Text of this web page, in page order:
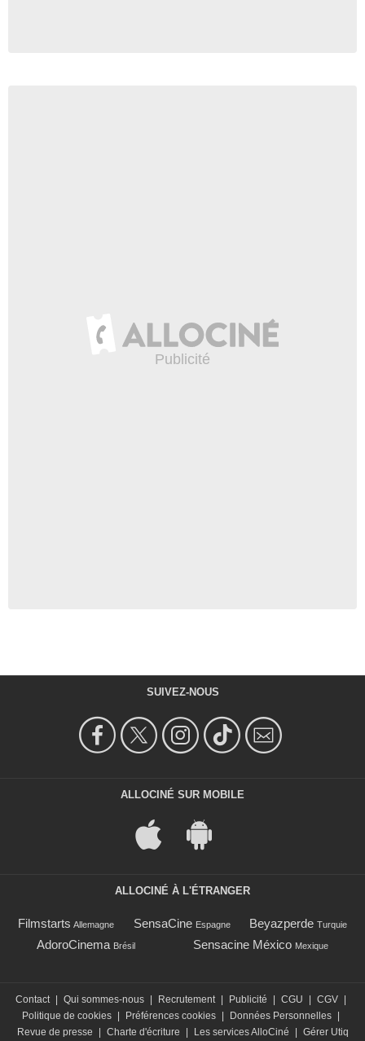
SUIVEZ-NOUS
ALLOCINÉ SUR MOBILE
ALLOCINÉ À L'ÉTRANGER
Filmstarts Allemagne SensaCine Espagne Beyazperde Turquie
AdoroCinema Brésil Sensacine México Mexique
Contact | Qui sommes-nous | Recrutement | Publicité | CGU | CGV |
Politique de cookies | Préférences cookies | Données Personnelles |
Revue de presse
| Charte d'écriture | Les services AlloCiné | Gérer Utiq